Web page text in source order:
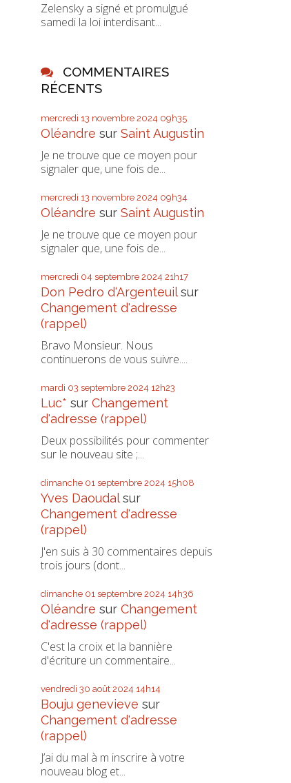
Zelensky a signé et promulgué
samedi la loi interdisant...
COMMENTAIRES
RÉCENTS
mercredi 13 novembre 2024 09h35
Oléandre sur Saint Augustin
Je ne trouve que ce moyen pour
signaler que, une fois de...
mercredi 13 novembre 2024 09h34
Oléandre sur Saint Augustin
Je ne trouve que ce moyen pour
signaler que, une fois de...
mercredi 04 septembre 2024 21h17
Don Pedro d‘Argenteuilsur
Changement d'adresse
(rappel)
Bravo Monsieur. Nous
continuerons de vous suivre....
mardi 03 septembre 2024 12h23
Luc* sur Changement
d'adresse (rappel)
Deux possibilités pour commenter
sur le nouveau site ;...
dimanche 01 septembre 2024 15h08
Yves Daoudalsur
Changement d'adresse
(rappel)
J'en suis à 30 commentaires depuis
trois jours (dont...
dimanche 01 septembre 2024 14h36
Oléandre sur Changement
d'adresse (rappel)
C'est la croix et la bannière
d'écriture un commentaire...
vendredi 30 août 2024 14h14
Bouju genevieve sur
Changement d'adresse
(rappel)
J’ai du mal à m inscrire à votre
nouveau blog et...